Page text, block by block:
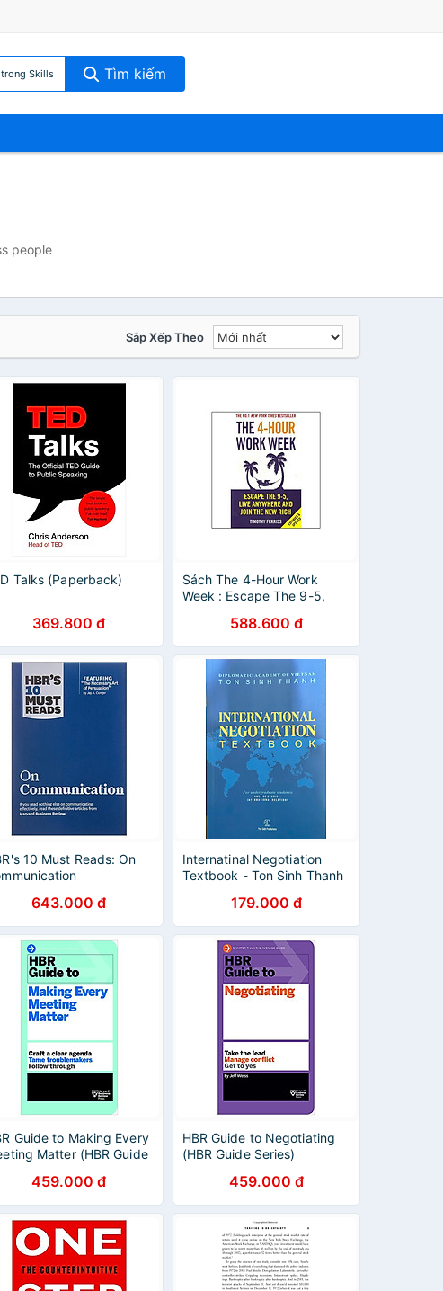
Skills Tìm kiếm
people
Sắp Xếp Theo
Talks (Paperback)
369.800 đ
Sách The 4-Hour Work
Week : Escape The 9-5,
The New Rich588.600 đ
10 Must Reads: On
643.000 đ
Internatinal Negotiation
Textbook - Ton Sinh Thanh
179.000 đ
Guide to Making Every
Matter (HBR Guide
459.000 đ
HBR Guide to Negotiating
(HBR Guide Series)
459.000 đ